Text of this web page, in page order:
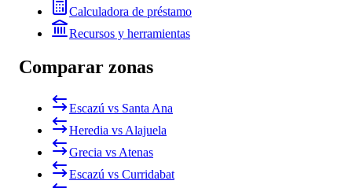
Calculadora de préstamo
Recursos y herramientas
Comparar zonas
Escazú vs Santa Ana
Heredia vs Alajuela
Grecia vs Atenas
Escazú vs Curridabat